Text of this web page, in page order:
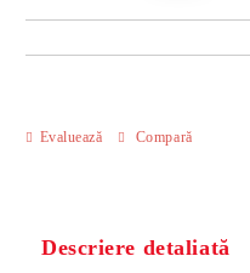
Evaluează Compară
Descriere detaliată